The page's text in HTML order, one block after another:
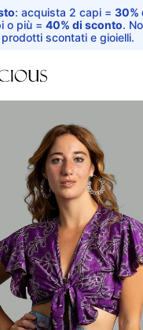
: acquista 2 capi = 30%
o più = 40% di sconto.
prodotti scontati e gioielli.